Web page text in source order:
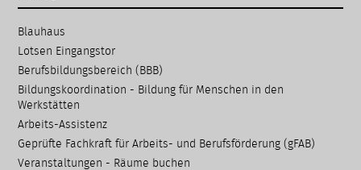
Navigation
überspringen
Blauhaus
Lotsen Eingangstor
Berufsbildungsbereich (BBB)
Bildungskoordination - Bildung für Menschen in den
Werkstätten
Arbeits-Assistenz
Geprüfte Fachkraft für Arbeits- und Berufsförderung (gFAB)
Veranstaltungen - Räume buchen